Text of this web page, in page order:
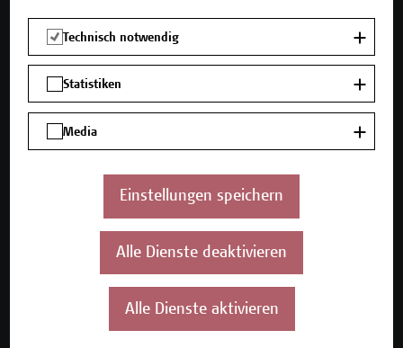
Unser Angebot
Seminare und Zertifikatsprogramme
Inhouse-Weiterbildung
Die Campus Wien Academy
Referenzen und Partner*innen
Technisch notwendig
Statistiken
Media
Einstellungen speichern
Alle Dienste deaktivieren
Alle Dienste aktivieren